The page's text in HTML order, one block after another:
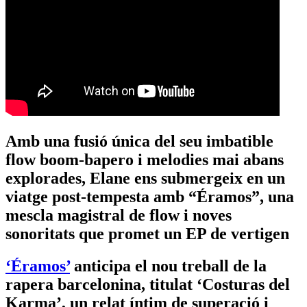
Amb una fusió única del seu imbatible
flow boom-bapero i melodies mai abans
explorades, Elane ens submergeix en un
viatge post-tempesta amb “Éramos”, una
mescla magistral de flow i noves
sonoritats que promet un EP de vertigen
‘Éramos’anticipa el nou treball de la
rapera barcelonina, titulat ‘Costuras del
Karma’, un relat íntim de superació i